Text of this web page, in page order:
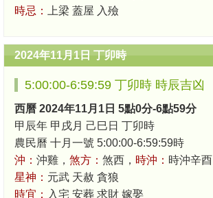
時忌：
上梁 蓋屋 入殮
2024年11月1日 丁卯時
5:00:00-6:59:59 丁卯時 時辰吉凶
西曆 2024年11月1日 5點0分-6點59分
甲辰年 甲戌月 己巳日 丁卯時
農民曆 十月一號 5:00:00-6:59:59時
沖： 沖雞， 煞方： 煞西， 時沖： 時沖辛酉
星神： 元武 天赦 貪狼
時宜： 入宅 安葬 求財 嫁娶